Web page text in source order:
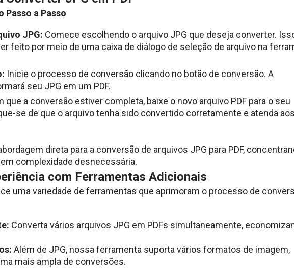
Passo a Passo
JPG: Comece escolhendo o arquivo JPG que deseja converter.
feito por meio de uma caixa de diálogo de seleção de arquivo na
Inicie o processo de conversão clicando no botão de conversão. A
seu JPG em um PDF.
que a conversão estiver completa, baixe o novo arquivo PDF para o seu
se de que o arquivo tenha sido convertido corretamente e atenda
direta para a conversão de arquivos JPG para PDF,
complexidade desnecessária.
com Ferramentas Adicionais
uma variedade de ferramentas que aprimoram o processo de
Converta vários arquivos JPG em PDFs simultaneamente,
Além de JPG, nossa ferramenta suporta vários formatos de imagem,
mais ampla de conversões.